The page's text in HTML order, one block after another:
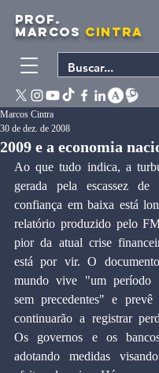
PROF.
MARCOS CINTRA
2009 e a economia
Marcos Cintra
30 de dez. de 2008
Ao que tudo indica, a
gerada pela escassez
confiança em baixa está
relatório produzido pelo
pior da atual crise
está por vir. O
mundo vive "um período
sem precedentes" e
continuarão a registrar
Os governos e os
adotando medidas